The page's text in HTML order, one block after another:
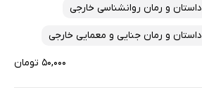
داستان و رمان روانشناسی خارجی
داستان و رمان جنایی و معمایی خارجی
۵۰,۰۰۰ تومان